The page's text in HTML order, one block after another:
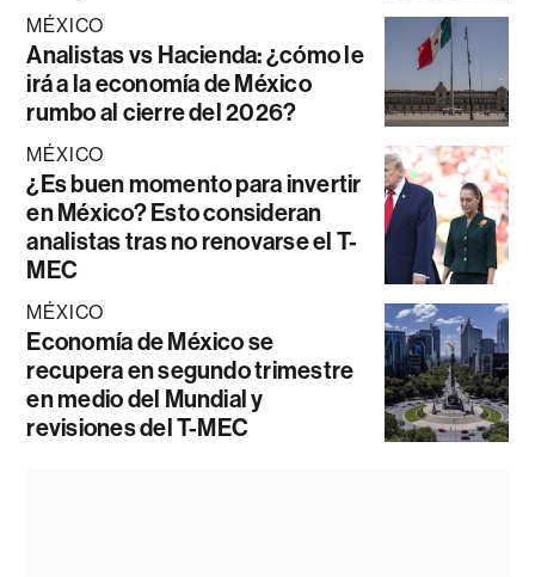
MÉXICO
Analistas vs Hacienda: ¿cómo le
irá a la economía de México
rumbo al cierre del 2026?
MÉXICO
¿Es buen momento para invertir
en México? Esto consideran
analistas tras no renovarse el T-
MEC
MÉXICO
Economía de México se
recupera en segundo trimestre
en medio del Mundial y
revisiones del T-MEC